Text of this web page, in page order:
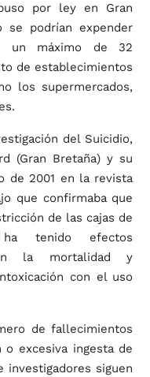
por ley en Gran
se podrían expender
un máximo de 32
de establecimientos
los supermercados,
del Suicidio,
(Gran Bretaña) y su
de 2001 en la revista
que confirmaba que
de las cajas de
tenido efectos
la mortalidad y
con el uso
de fallecimientos
o excesiva ingesta de
investigadores siguen